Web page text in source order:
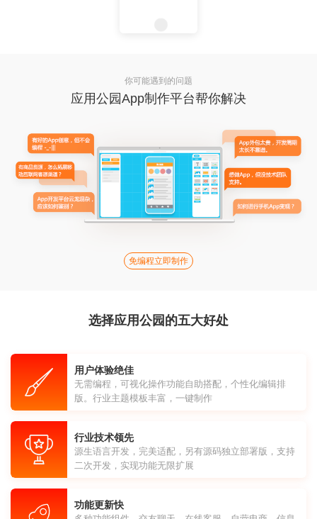
你可能遇到的问题
应用公园App制作平台帮你解决
免编程立即制作
选择应用公园的五大好处
用户体验绝佳
无需编程，可视化操作功能自助搭配，个性化编辑排
版。行业主题模板丰富，一键制作
行业技术领先
源生语言开发，完美适配，另有源码独立部署版，支持
二次开发，实现功能无限扩展
功能更新快